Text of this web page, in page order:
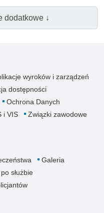
dodatkowe ↓
wyroków i zarządzeń
dostępności
Ochrona Danych
i VIS
Związki zawodowe
Galeria
służbie